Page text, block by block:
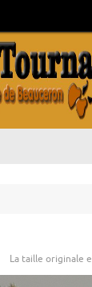
La taille originale